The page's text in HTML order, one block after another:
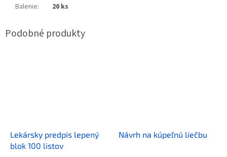
Balenie: 20 ks
Lekársky predpis lepený
blok 100 listov
Návrh na kúpeľnú liečbu